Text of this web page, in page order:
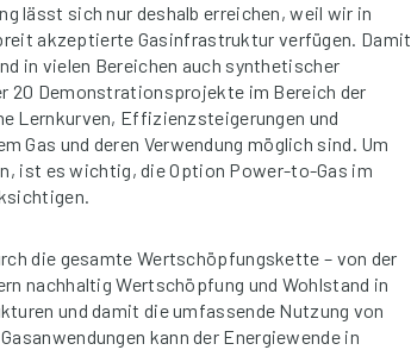
lässt sich nur deshalb erreichen, weil wir in
akzeptierte Gasinfrastruktur verfügen. Damit
in vielen Bereichen auch synthetischer
20 Demonstrationsprojekte im Bereich der
Lernkurven, Effizienzsteigerungen und
Gas und deren Verwendung möglich sind. Um
ist es wichtig, die Option Power-to-Gas im
die gesamte Wertschöpfungskette – von der
nachhaltig Wertschöpfung und Wohlstand in
und damit die umfassende Nutzung von
kann der Energiewende in